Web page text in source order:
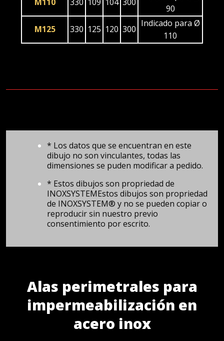
90
M125
330 125 120 300
Indicado para Ø
110
* Los datos que se encuentran en este
dibujo no son vinculantes, todas las
dimensiones se puden modificar a pedido.
* Estos dibujos son propriedad de
INOXSYSTEMEstos dibujos son propriedad
de INOXSYSTEM® y no se pueden copiar o
reproducir sin nuestro previo
consentimiento por escrito.
Alas perimetrales para
impermeabilización en
acero inox